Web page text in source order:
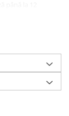
solvenți
aspect
setarea
„scăzută” -
furtului : Se
în pachet)